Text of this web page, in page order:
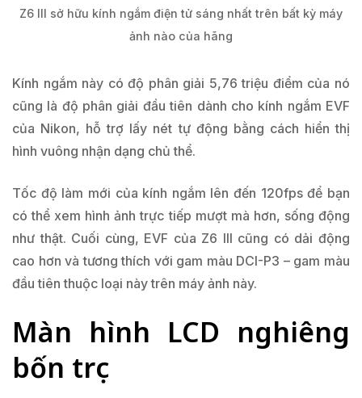
Z6 III sở hữu kính ngắm điện tử sáng nhất trên bất kỳ máy
ảnh nào của hãng
Kính ngắm này có độ phân giải 5,76 triệu điểm của nó
cũng là độ phân giải đầu tiên dành cho kính ngắm EVF
của Nikon, hỗ trợ lấy nét tự động bằng cách hiển thị
hình vuông nhận dạng chủ thể.
Tốc độ làm mới của kính ngắm lên đến 120fps để bạn
có thể xem hình ảnh trực tiếp mượt mà hơn, sống động
như thật. Cuối cùng, EVF của Z6 III cũng có dải động
cao hơn và tương thích với gam màu DCI-P3 – gam màu
đầu tiên thuộc loại này trên máy ảnh này.
Màn hình LCD nghiêng
bốn trục